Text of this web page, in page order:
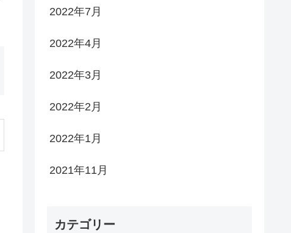
2022年7月
2022年4月
2022年3月
2022年2月
2022年1月
2021年11月
カテゴリー